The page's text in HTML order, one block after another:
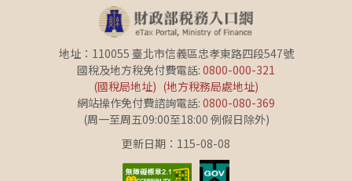
地址：110055 臺北市信義區忠孝東路四段547號
國稅及地方稅免付費電話: 0800-000-321
(國稅局地址) (地方稅務局處地址)
網站操作免付費諮詢電話: 0800-080-369
(周一至周五09:00至18:00 例假日除外)
更新日期：115-08-08